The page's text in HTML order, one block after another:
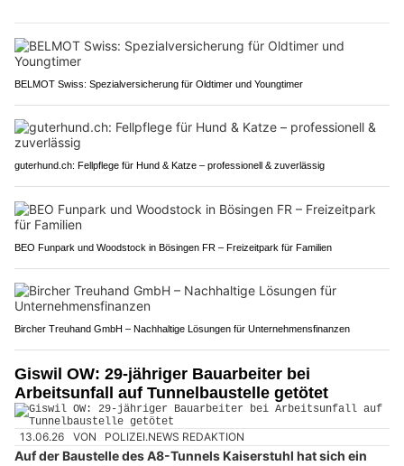
BELMOT Swiss: Spezialversicherung für Oldtimer und Youngtimer
guterhund.ch: Fellpflege für Hund & Katze – professionell & zuverlässig
BEO Funpark und Woodstock in Bösingen FR – Freizeitpark für Familien
Bircher Treuhand GmbH – Nachhaltige Lösungen für Unternehmensfinanzen
Giswil OW: 29-jähriger Bauarbeiter bei
Arbeitsunfall auf Tunnelbaustelle getötet
13.06.26 VON POLIZEI.NEWS REDAKTION
Auf der Baustelle des A8-Tunnels Kaiserstuhl hat sich ein